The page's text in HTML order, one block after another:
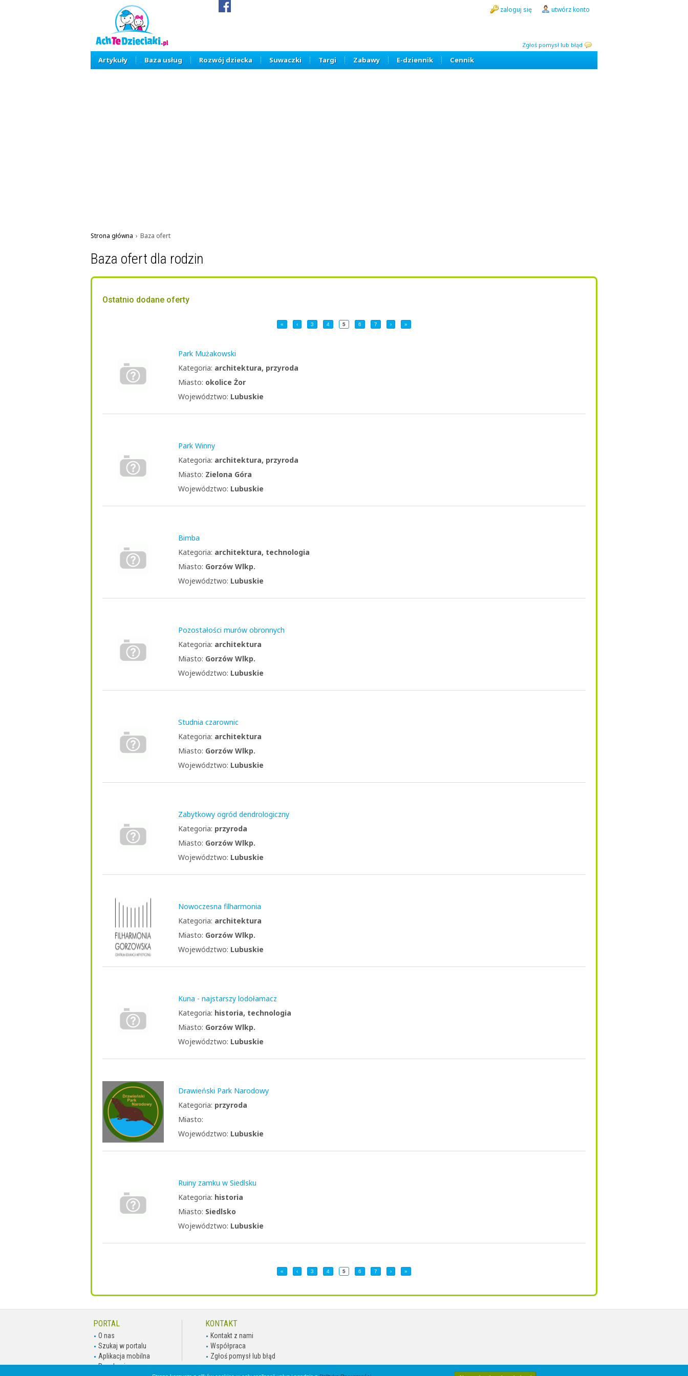
Zgłoś pomysł lub błąd
zaloguj się utwórz konto
Artykuły Baza usług Rozwój dziecka Suwaczki Targi Zabawy E-dziennik Cennik
Strona główna › Baza ofert
Baza ofert dla rodzin
Ostatnio dodane oferty
« ‹ 3 4 5 6 7 › »
Park Mużakowski
Kategoria: architektura, przyroda
Miasto: okolice Żor
Województwo: Lubuskie
Park Winny
Kategoria: architektura, przyroda
Miasto: Zielona Góra
Województwo: Lubuskie
Bimba
Kategoria: architektura, technologia
Miasto: Gorzów Wlkp.
Województwo: Lubuskie
Pozostałości murów obronnych
Kategoria: architektura
Miasto: Gorzów Wlkp.
Województwo: Lubuskie
Studnia czarownic
Kategoria: architektura
Miasto: Gorzów Wlkp.
Województwo: Lubuskie
Zabytkowy ogród dendrologiczny
Kategoria: przyroda
Miasto: Gorzów Wlkp.
Województwo: Lubuskie
Nowoczesna filharmonia
Kategoria: architektura
Miasto: Gorzów Wlkp.
Województwo: Lubuskie
Kuna - najstarszy lodołamacz
Kategoria: historia, technologia
Miasto: Gorzów Wlkp.
Województwo: Lubuskie
Drawieński Park Narodowy
Kategoria: przyroda
Miasto:
Województwo: Lubuskie
Ruiny zamku w Siedlsku
Kategoria: historia
Miasto: Siedlsko
Województwo: Lubuskie
« ‹ 3 4 5 6 7 › »
PORTAL
O nas
Szukaj w portalu
Aplikacja mobilna
Regulamin
KONTAKT
Kontakt z nami
Współpraca
Zgłoś pomysł lub błąd